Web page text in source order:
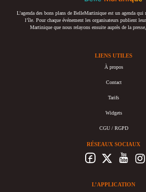
L’agenda des bons plans de BelleMartinique est un agenda qui
l’île. Pour chaque événement les organisateurs publient
Martinique que nous relayons ensuite auprès de la
LIENS UTILES
À propos
Contact
Tarifs
Widgets
CGU / RGPD
RÉSEAUX SOCIAUX
L’APPLICATION